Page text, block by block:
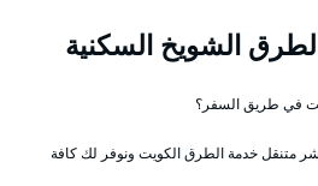
الشويخ السكنية
في طريق السفر؟
متنقل خدمة الطرق الكويت ونوفر لك كافة